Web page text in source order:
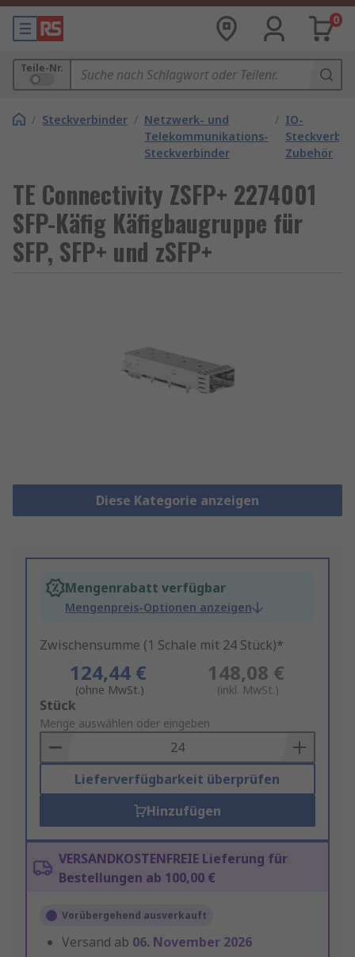
0
Teile-Nr.
/ Steckverbinder / Netzwerk- und
Telekommunikations-
Steckverbinder
/ IO-
Zubehör
TE Connectivity ZSFP+ 2274001
SFP-Käfig Käfigbaugruppe für
SFP, SFP+ und zSFP+
Diese Kategorie anzeigen
Mengenrabatt verfügbar
Mengenpreis-Optionen anzeigen
Zwischensumme (1 Schale mit 24 Stück)*
124,44 €
(ohne MwSt.)
148,08 €
(inkl. MwSt.)
Add
to
Basket
Stück
Menge auswählen oder eingeben
Lieferverfügbarkeit überprüfen
Hinzufügen
VERSANDKOSTENFREIE Lieferung für
Bestellungen ab 100,00 €
Vorübergehend ausverkauft
Versand ab 06. November 2026